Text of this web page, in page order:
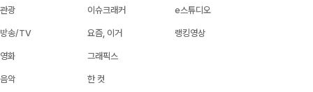
관광
방송/TV
영화
음악
이슈크래커
요즘, 이거
그래픽스
한 컷
e스튜디오
랭킹영상